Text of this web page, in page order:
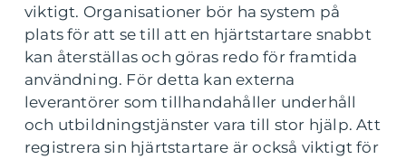
viktigt. Organisationer bör ha system på
plats för att se till att en hjärtstartare snabbt
kan återställas och göras redo för framtida
användning. För detta kan externa
leverantörer som tillhandahåller underhåll
och utbildningstjänster vara till stor hjälp. Att
registrera sin hjärtstartare är också viktigt för